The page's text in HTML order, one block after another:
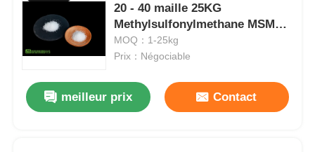
20 - 40 maille 25KG
Methylsulfonylmethane MSM
pour des chiens
MOQ：1-25kg
Prix：Négociable
meilleur prix Contact